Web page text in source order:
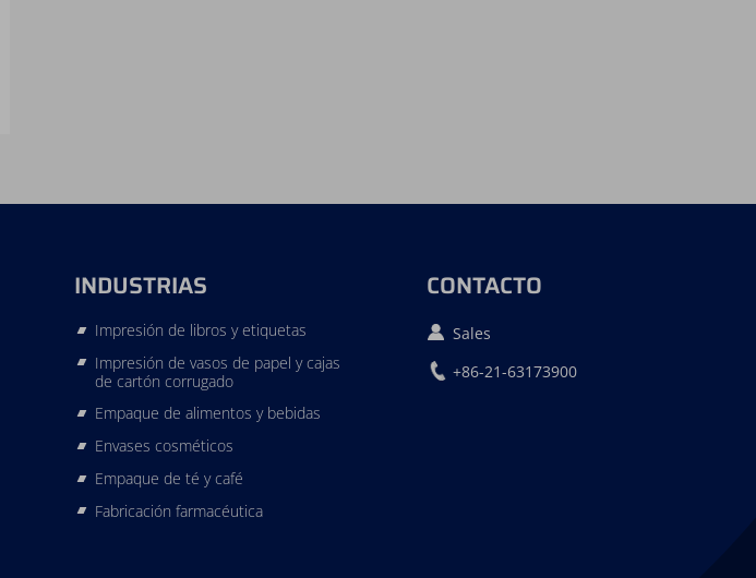
INDUSTRIAS
Impresión de libros y etiquetas
Impresión de vasos de papel y cajas
de cartón corrugado
Empaque de alimentos y bebidas
Envases cosméticos
Empaque de té y café
Fabricación farmacéutica
CONTACTO
Sales
+86-21-63173900